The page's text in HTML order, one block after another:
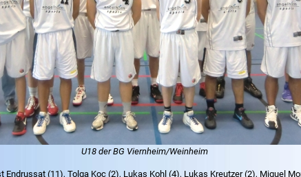
U18 der BG Viernheim/Weinheim
(11), Tolga Koc (2), Lukas Kohl (4), Lukas Kreutzer (2), Miguel